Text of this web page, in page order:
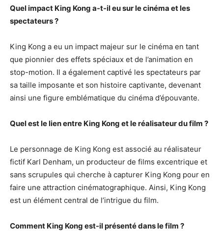
Quel impact King Kong a-t-il eu sur le cinéma et les
spectateurs ?
King Kong a eu un impact majeur sur le cinéma en tant
que pionnier des effets spéciaux et de l’animation en
stop-motion. Il a également captivé les spectateurs par
sa taille imposante et son histoire captivante, devenant
ainsi une figure emblématique du cinéma d’épouvante.
Quel est le lien entre King Kong et le réalisateur du film ?
Le personnage de King Kong est associé au réalisateur
fictif Karl Denham, un producteur de films excentrique et
sans scrupules qui cherche à capturer King Kong pour en
faire une attraction cinématographique. Ainsi, King Kong
est un élément central de l’intrigue du film.
Comment King Kong est-il présenté dans le film ?